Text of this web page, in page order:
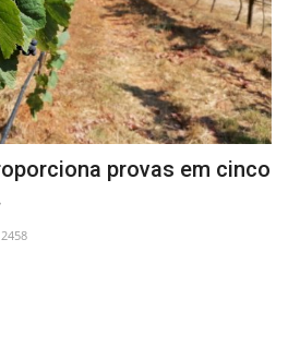
provas em cinco
2458